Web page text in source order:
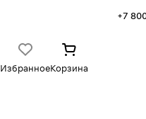
+7
ИзбранноеКорзина